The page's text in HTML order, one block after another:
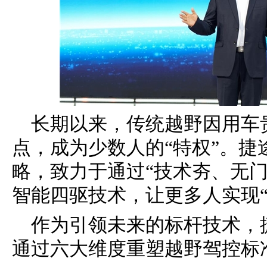
长期以来，传统越野因用
点，成为少数人的“特权”。
略，致力于通过“技术夯、无
智能四驱技术，让更多人实现
作为引领未来的标杆技术
通过六大维度重塑越野驾控